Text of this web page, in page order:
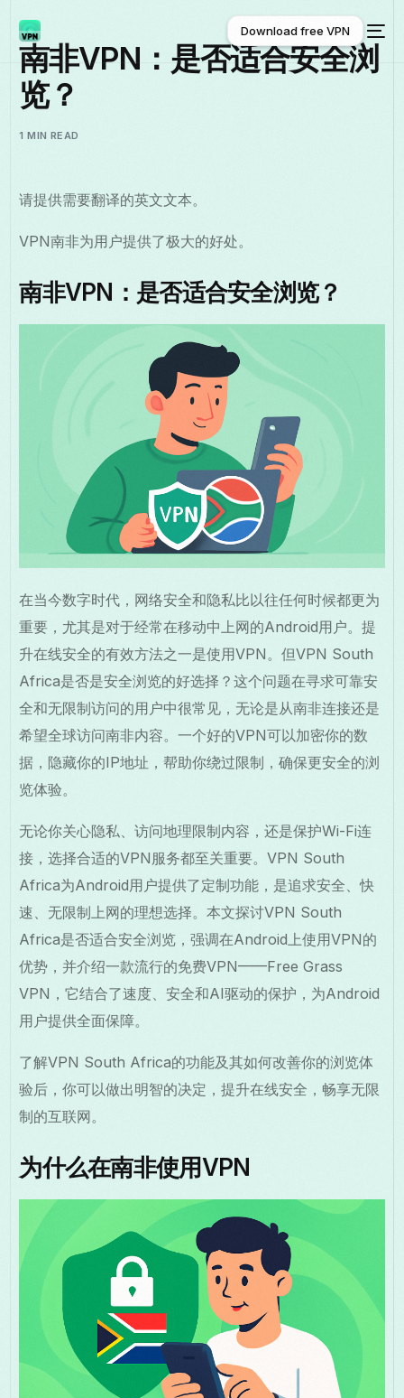
Download free VPN
南非VPN：是否适合安全浏
览？
1 MIN READ
请提供需要翻译的英文文本。
VPN南非为用户提供了极大的好处。
南非VPN：是否适合安全浏览？
在当今数字时代，网络安全和隐私比以往任何时候都更为
重要，尤其是对于经常在移动中上网的Android用户。提
升在线安全的有效方法之一是使用VPN。但VPN South
Africa是否是安全浏览的好选择？这个问题在寻求可靠安
全和无限制访问的用户中很常见，无论是从南非连接还是
希望全球访问南非内容。一个好的VPN可以加密你的数
据，隐藏你的IP地址，帮助你绕过限制，确保更安全的浏
览体验。
无论你关心隐私、访问地理限制内容，还是保护Wi-Fi连
接，选择合适的VPN服务都至关重要。VPN South
Africa为Android用户提供了定制功能，是追求安全、快
速、无限制上网的理想选择。本文探讨VPN South
Africa是否适合安全浏览，强调在Android上使用VPN的
优势，并介绍一款流行的免费VPN——Free Grass
VPN，它结合了速度、安全和AI驱动的保护，为Android
用户提供全面保障。
了解VPN South Africa的功能及其如何改善你的浏览体
验后，你可以做出明智的决定，提升在线安全，畅享无限
制的互联网。
为什么在南非使用VPN